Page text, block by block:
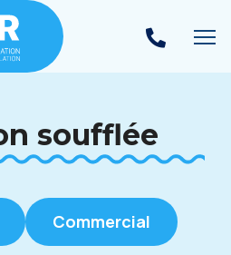
soufflée
Commercial